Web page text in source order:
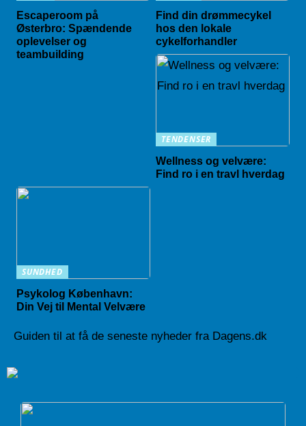
Escaperoom på
Østerbro: Spændende
oplevelser og
teambuilding
Find din drømmecykel
hos den lokale
cykelforhandler
TENDENSER
Wellness og velvære:
Find ro i en travl hverdag
SUNDHED
Psykolog København:
Din Vej til Mental Velvære
Guiden til at få de seneste nyheder fra Dagens.dk